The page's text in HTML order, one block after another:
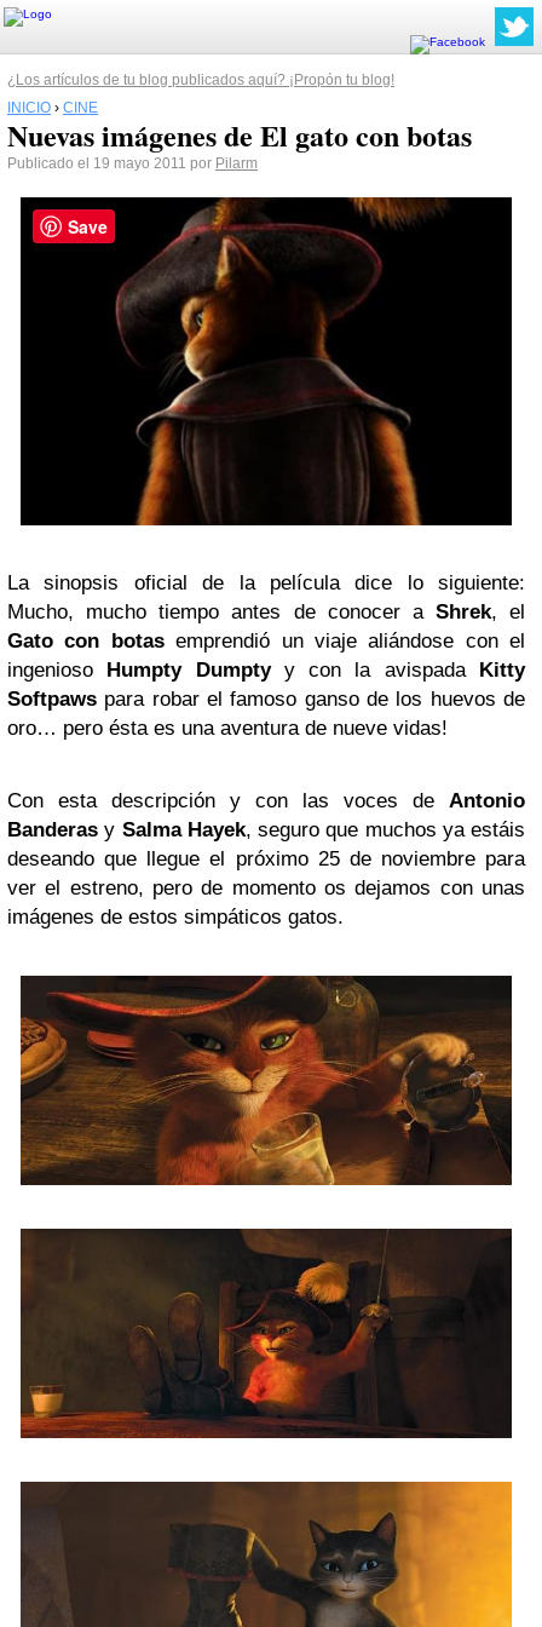
¿Los artículos de tu blog publicados aquí? ¡Propón tu blog!
INICIO › CINE
Nuevas imágenes de El gato con botas
Publicado el 19 mayo 2011 por Pilarm
La sinopsis oficial de la película dice lo siguiente:
Mucho, mucho tiempo antes de conocer a Shrek, el
Gato con botasemprendió un viaje aliándose con el
ingenioso Humpty Dumptyy con la avispada Kitty
Softpaws para robar el famoso ganso de los huevos de
oro… pero ésta es una aventura de nueve vidas!
Con esta descripción y con las voces de Antonio
Banderas y Salma Hayek, seguro que muchos ya estáis
deseando que llegue el próximo 25 de noviembre para
ver el estreno, pero de momento os dejamos con unas
imágenes de estos simpáticos gatos.
Save